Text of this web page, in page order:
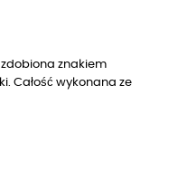
znakiem
Całość wykonana ze